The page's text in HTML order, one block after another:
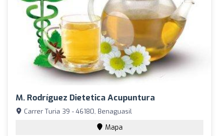
M. Rodríguez Dietetica Acupuntura
Carrer Turia 39 - 46180, Benaguasil
Mapa